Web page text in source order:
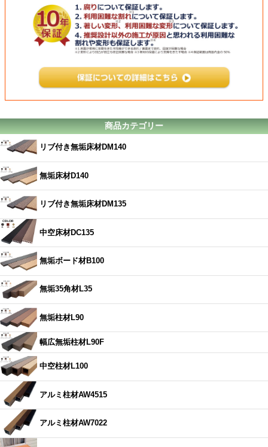
商品カテゴリー
リブ付き無垢床材DM140
無垢床材D140
リブ付き無垢床材DM135
中空床材DC135
無垢ボード材B100
無垢35角材L35
無垢柱材L90
幅広無垢柱材L90F
中空柱材L100
アルミ柱材AW4515
アルミ柱材AW7022